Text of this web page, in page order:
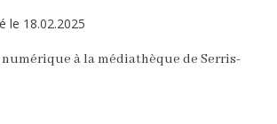
le 18.02.2025
à la médiathèque de Serris-